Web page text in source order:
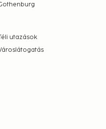
utazások